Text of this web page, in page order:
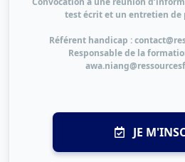
test écrit et un entretien
Référent handicap :
Responsable de la
JE